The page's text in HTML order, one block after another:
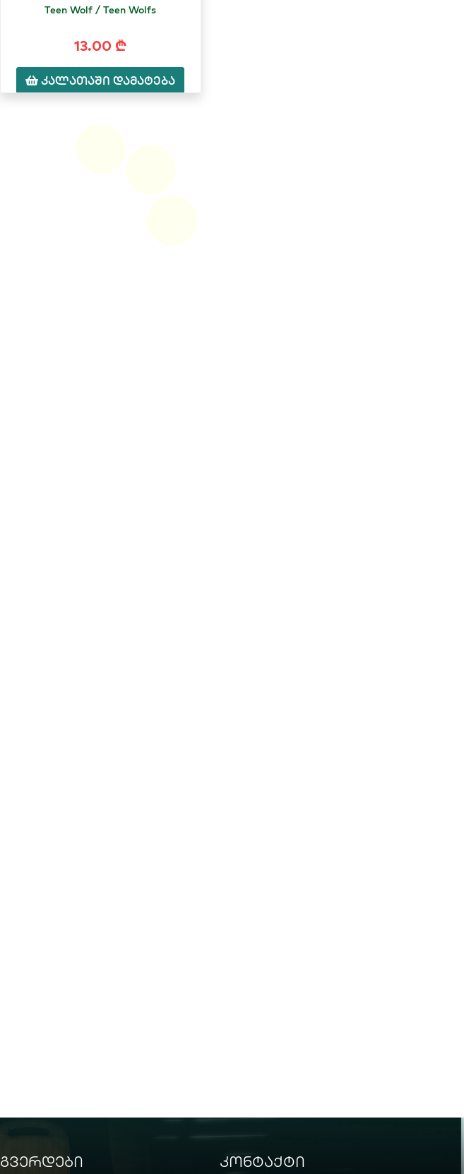
Teen Wolf / Teen Wolfs
13.00 ₾
კალათაში დამატება
გვერდები კონტაქტი